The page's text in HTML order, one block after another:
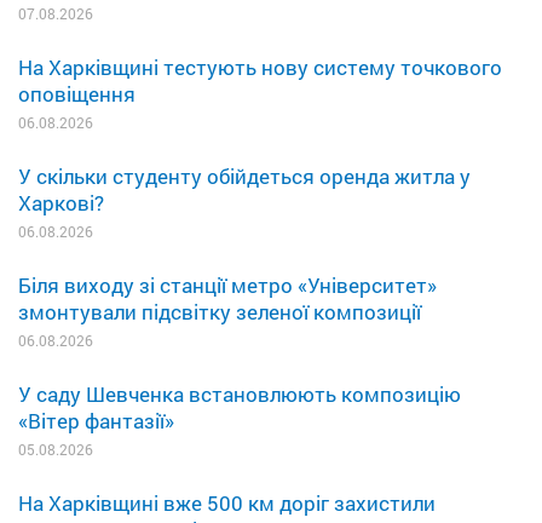
07.08.2026
На Харківщині тестують нову систему точкового
оповіщення
06.08.2026
У скільки студенту обійдеться оренда житла у
Харкові?
06.08.2026
Біля виходу зі станції метро «Університет»
змонтували підсвітку зеленої композиції
06.08.2026
У саду Шевченка встановлюють композицію
«Вітер фантазії»
05.08.2026
На Харківщині вже 500 км доріг захистили